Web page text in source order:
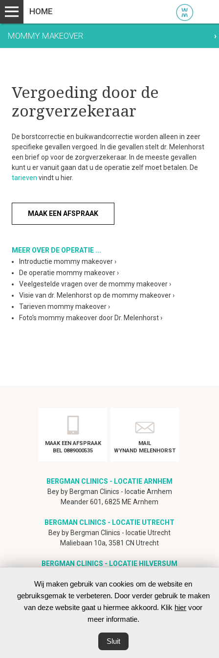
HOME
MOMMY MAKEOVER ›
Vergoeding door de
zorgverzekeraar
De borstcorrectie en buikwandcorrectie worden alleen in zeer
specifieke gevallen vergoed. In die gevallen stelt dr. Melenhorst
een brief op voor de zorgverzekeraar. In de meeste gevallen
kunt u er vanuit gaan dat u de operatie zelf moet betalen. De
tarieven vindt u hier.
MAAK EEN AFSPRAAK
MEER OVER DE OPERATIE ...
Introductie mommy makeover›
De operatie mommy makeover›
Veelgestelde vragen over de mommy makeover›
Visie van dr. Melenhorst op de mommy makeover›
Tarieven mommy makeover›
Foto's mommy makeover door Dr. Melenhorst›
MAAK EEN AFSPRAAK
BEL 0889000535
MAIL
WYNAND MELENHORST
BERGMAN CLINICS - LOCATIE ARNHEM
Bey by Bergman Clinics - locatie Arnhem
Meander 601, 6825 ME Arnhem
BERGMAN CLINICS - LOCATIE UTRECHT
Bey by Bergman Clinics - locatie Utrecht
Maliebaan 10a, 3581 CN Utrecht
BERGMAN CLINICS - LOCATIE HILVERSUM
Marathon 1, 1213 PA Hilversum
- © 2026 webdesign
Wij maken gebruik van cookies om de website en
gebruiksgemak te verbeteren. Door verder gebruik te maken
van deze website gaat u hiermee akkoord. Klik hier voor
meer informatie.
Sluit